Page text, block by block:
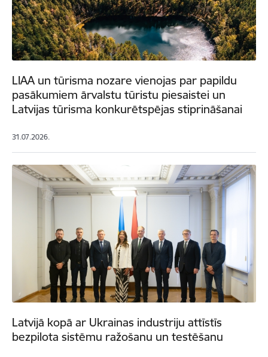
LIAA un tūrisma nozare vienojas par papildu
pasākumiem ārvalstu tūristu piesaistei un
Latvijas tūrisma konkurētspējas stiprināšanai
31.07.2026.
Latvijā kopā ar Ukrainas industriju attīstīs
bezpilota sistēmu ražošanu un testēšanu